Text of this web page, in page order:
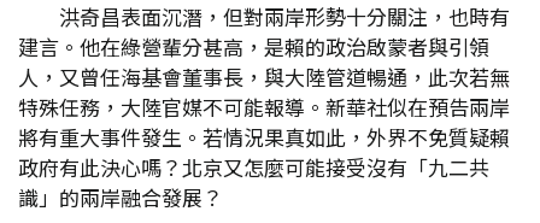
洪奇昌表面沉潛，但對兩岸形勢十分關注，也時有
建言。他在綠營輩分甚高，是賴的政治啟蒙者與引領
人，又曾任海基會董事長，與大陸管道暢通，此次若無
特殊任務，大陸官媒不可能報導。新華社似在預告兩岸
將有重大事件發生。若情況果真如此，外界不免質疑賴
政府有此決心嗎？北京又怎麼可能接受沒有「九二共
識」的兩岸融合發展？